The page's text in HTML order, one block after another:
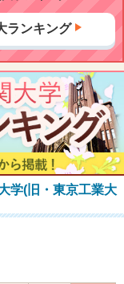
ランキング
学(旧・東京工業大